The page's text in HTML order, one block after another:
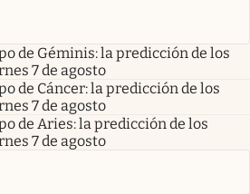
de Géminis: la predicción de los
7 de agosto
de Cáncer: la predicción de los
7 de agosto
de Aries: la predicción de los
7 de agosto